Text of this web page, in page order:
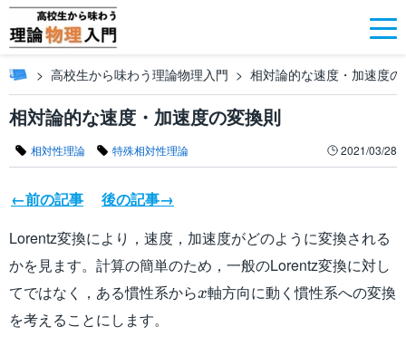
高校生から味わう理論物理入門 相対論的な速度・加速度
相対論的な速度・加速度の変換則
相対性理論 特殊相対性理論 2021/03/28
←前の記事
後の記事→
Lorentz変換により，速度，加速度がどのように変換される
かを見ます。計算の簡単のため，一般のLorentz変換に対し
てではなく，ある慣性系からx
x軸方向に動く慣性系への変換
を考えることにします。